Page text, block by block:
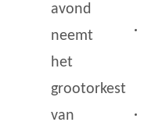
avond
neemt
het
grootorkest
van